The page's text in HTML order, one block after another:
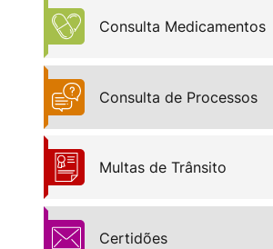
Consulta Medicamentos
Consulta de Processos
Multas de Trânsito
Certidões